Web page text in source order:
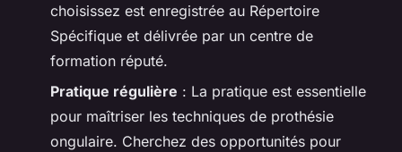
choisissez est enregistrée au Répertoire
Spécifique et délivrée par un centre de
formation réputé.
Pratique régulière : La pratique est essentielle
pour maîtriser les techniques de prothésie
ongulaire. Cherchez des opportunités pour